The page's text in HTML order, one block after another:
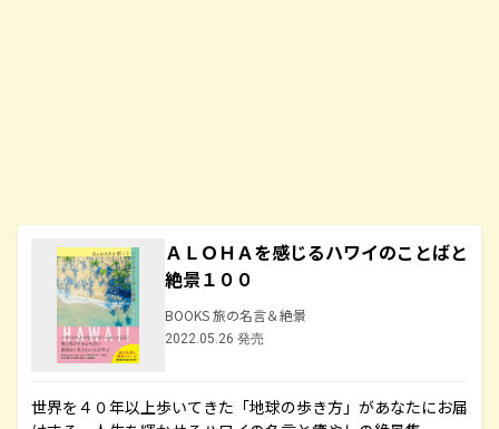
ＡＬＯＨＡを感じるハワイのことばと
絶景１００
BOOKS 旅の名言＆絶景
2022.05.26 発売
世界を４０年以上歩いてきた「地球の歩き方」があなたにお届